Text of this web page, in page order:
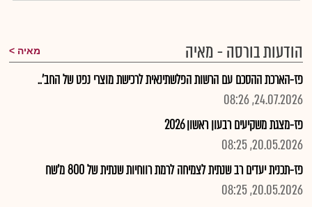
הודעות בורסה - מאיה מאיה
פז-הארכת ההסכם עם הרשות הפלשתינאית לרכישת מוצרי נפט של החב'..
24.07.2026, 08:26
פז-מצגת משקיעים רבעון ראשון 2026
20.05.2026, 08:25
פז-תכנית יעדים רב שנתית לצמיחה לרמת רווחיות שנתית של 800 מ'שח
20.05.2026, 08:25